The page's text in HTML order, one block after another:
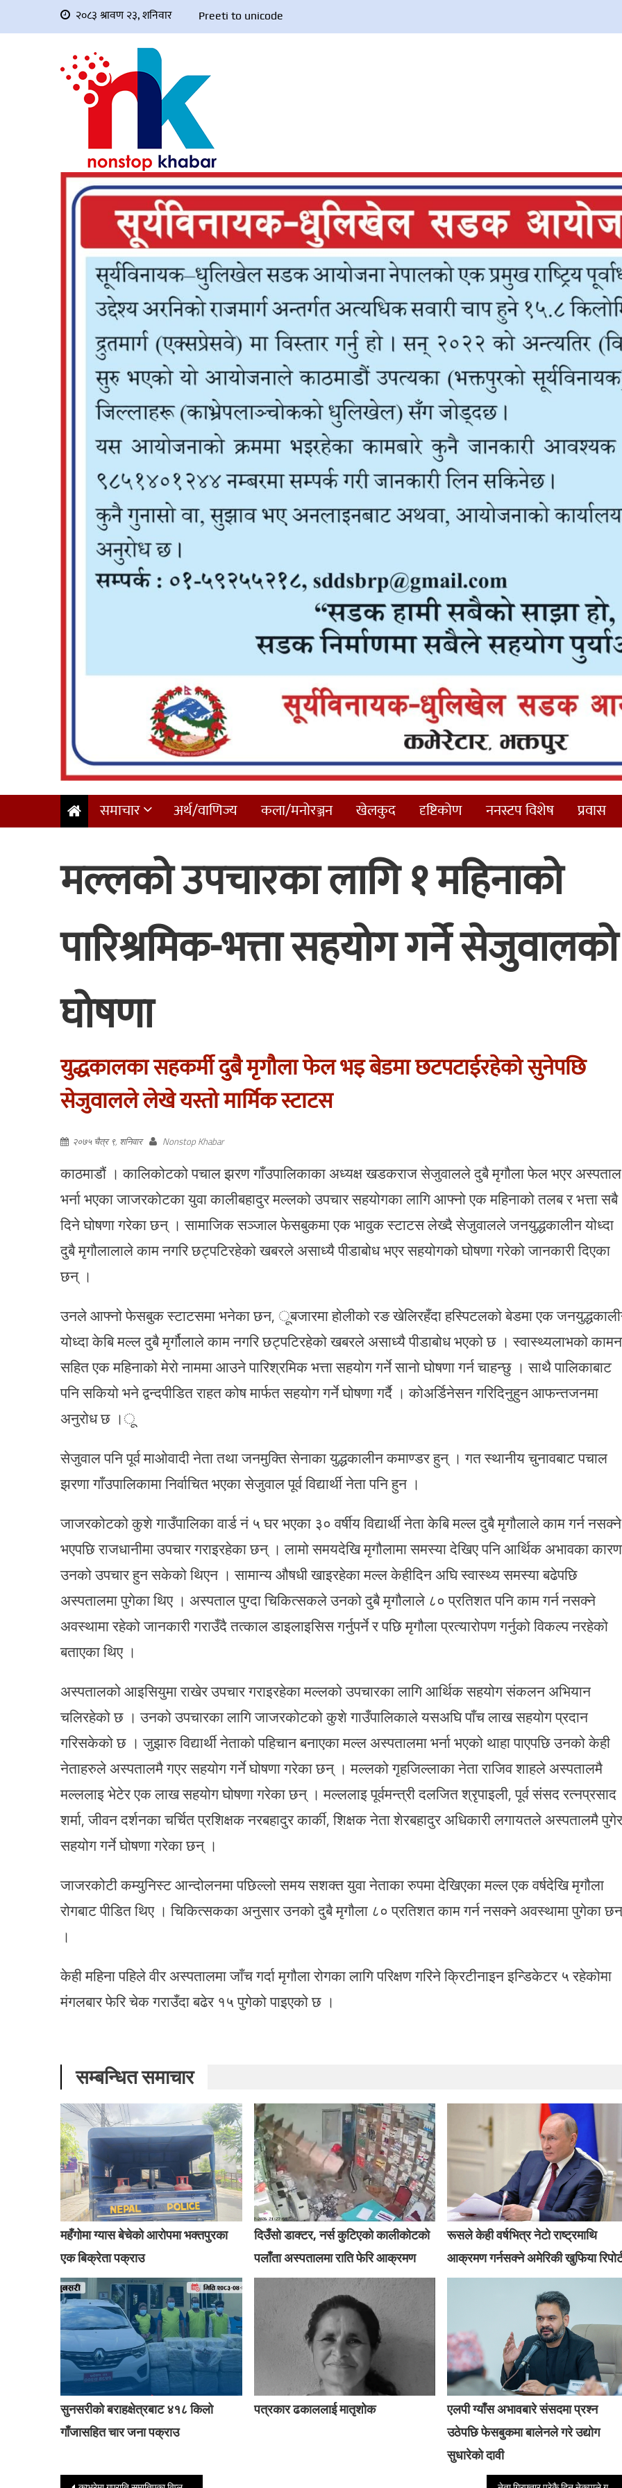
२०८३ श्रावण २३, शनिवार Preeti to unicode
समाचार अर्थ/वाणिज्य कला/मनोरञ्जन खेलकुद दृष्टिकोण ननस्टप विशेष प्रवास
मल्लको उपचारका लागि १ महिनाको
पारिश्रमिक-भत्ता सहयोग गर्ने सेजुवालको
घोषणा
युद्धकालका सहकर्मी दुबै मृगौला फेल भइ बेडमा छटपटाईरहेको सुनेपछि
सेजुवालले लेखे यस्तो मार्मिक स्टाटस
२०७५ चैत्र ९, शनिवार Nonstop Khabar
काठमाडौं । कालिकोटको पचाल झरण गाँउपालिकाका अध्यक्ष खडकराज सेजुवालले दुबै मृगौला फेल भएर अस्पताल
भर्ना भएका जाजरकोटका युवा कालीबहादुर मल्लको उपचार सहयोगका लागि आफ्नो एक महिनाको तलब र भत्ता सबै
दिने घोषणा गरेका छन् । सामाजिक सञ्जाल फेसबुकमा एक भावुक स्टाटस लेख्दै सेजुवालले जनयुद्धकालीन योध्दा
दुबै मृगौलालाले काम नगरि छट्पटिरहेको खबरले असाध्यै पीडाबोध भएर सहयोगको घोषणा गरेको जानकारी दिएका
छन् ।
उनले आफ्नो फेसबुक स्टाटसमा भनेका छन, ूबजारमा होलीको रङ खेलिरहँदा हस्पिटलको बेडमा एक
योध्दा केबि मल्ल दुबै मृर्गौलाले काम नगरि छट्पटिरहेको खबरले असाध्यै पीडाबोध भएको छ । स्वास्थ्यलाभको
सहित एक महिनाको मेरो नाममा आउने पारिश्रमिक भत्ता सहयोग गर्ने सानो घोषणा गर्न चाहन्छु । साथै पालिकाबाट
पनि सकियो भने द्वन्दपीडित राहत कोष मार्फत सहयोग गर्ने घोषणा गर्दै । कोअर्डिनेसन गरिदिनुहुन आफन्तजनमा
अनुरोध छ ।ू
सेजुवाल पनि पूर्व माओवादी नेता तथा जनमुक्ति सेनाका युद्धकालीन कमाण्डर हुन् । गत स्थानीय चुनावबाट पचाल
झरणा गाँउपालिकामा निर्वाचित भएका सेजुवाल पूर्व विद्यार्थी नेता पनि हुन ।
जाजरकोटको कुशे गाउँपालिका वार्ड नं ५ घर भएका ३० वर्षीय विद्यार्थी नेता केबि मल्ल दुबै मृगौलाले काम गर्न नसक्ने
भएपछि राजधानीमा उपचार गराइरहेका छन् । लामो समयदेखि मृगौलामा समस्या देखिए पनि आर्थिक अभावका कारण
उनको उपचार हुन सकेको थिएन । सामान्य औषधी खाइरहेका मल्ल केहीदिन अघि स्वास्थ्य समस्या बढेपछि
अस्पतालमा पुगेका थिए । अस्पताल पुग्दा चिकित्सकले उनको दुबै मृगौलाले ८० प्रतिशत पनि काम गर्न नसक्ने
अवस्थामा रहेको जानकारी गराउँदै तत्काल डाइलाइसिस गर्नुपर्ने र पछि मृगौला प्रत्यारोपण गर्नुको विकल्प नरहेको
बताएका थिए ।
अस्पतालको आइसियुमा राखेर उपचार गराइरहेका मल्लको उपचारका लागि आर्थिक सहयोग संकलन अभियान
चलिरहेको छ । उनको उपचारका लागि जाजरकोटको कुशे गाउँपालिकाले यसअघि पाँच लाख सहयोग प्रदान
गरिसकेको छ । जुझारु विद्यार्थी नेताको पहिचान बनाएका मल्ल अस्पतालमा भर्ना भएको थाहा पाएपछि उनको केही
नेताहरुले अस्पतालमै गएर सहयोग गर्ने घोषणा गरेका छन् । मल्लको गृहजिल्लाका नेता राजिव शाहले अस्पतालमै
मल्ललाइ भेटेर एक लाख सहयोग घोषणा गरेका छन् । मल्ललाइ पूर्वमन्त्री दलजित श्रृपाइली, पूर्व संसद रत्नप्रसाद
शर्मा, जीवन दर्शनका चर्चित प्रशिक्षक नरबहादुर कार्की, शिक्षक नेता शेरबहादुर अधिकारी लगायतले अस्पतालमै पुगेर
सहयोग गर्ने घोषणा गरेका छन् ।
जाजरकोटी कम्युनिस्ट आन्दोलनमा पछिल्लो समय सशक्त युवा नेताका रुपमा देखिएका मल्ल एक वर्षदेखि मृगौला
रोगबाट पीडित थिए । चिकित्सकका अनुसार उनको दुबै मृगौला ८० प्रतिशत काम गर्न नसक्ने अवस्थामा पुगेका छन्
।
केही महिना पहिले वीर अस्पतालमा जाँच गर्दा मृगौला रोगका लागि परिक्षण गरिने क्रिटीनाइन इन्डिकेटर ५ रहेकोमा
मंगलबार फेरि चेक गराउँदा बढेर १५ पुगेको पाइएको छ ।
सम्बन्धित समाचार
महँगोमा ग्यास बेचेको आरोपमा भक्तपुरका
एक बिक्रेता पक्राउ
दिउँसो डाक्टर, नर्स कुटिएको कालीकोटको
पलाँता अस्पतालमा राति फेरि आक्रमण
रूसले केही वर्षभित्र नेटो राष्ट्रमाथि
आक्रमण गर्नसक्ने अमेरिकी खुफिया
सुनसरीको बराहक्षेत्रबाट ४१८ किलो
गाँजासहित चार जना पक्राउ
पत्रकार ढकाललाई मातृशोक
एलपी ग्याँस अभावबारे संसदमा प्रश्न
उठेपछि फेसबुकमा बालेनले गरे उद्योग
सुधारेको दावी